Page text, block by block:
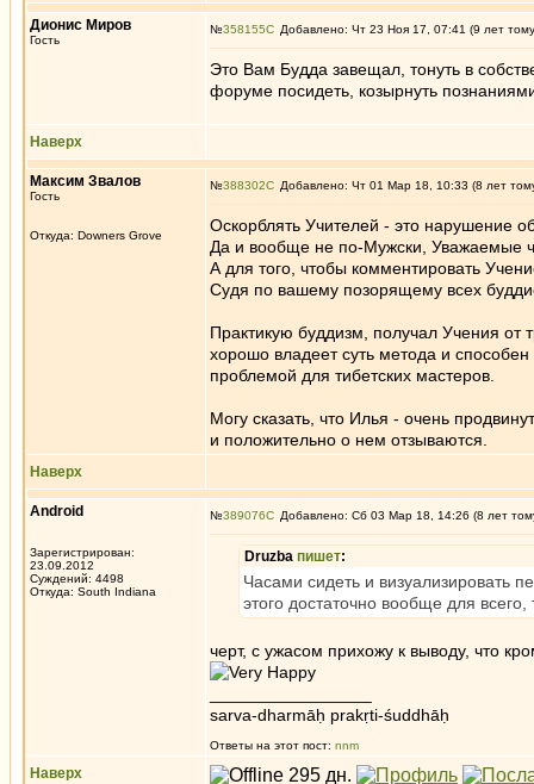
Дионис Миров
Гость
№358155 Добавлено: Чт 23 Ноя 17, 07:41 (9 лет
Это Вам Будда завещал, тонуть в
форуме посидеть, козырнуть
Наверх
Максим Звалов
Гость
Откуда: Downers Grove
№388302 Добавлено: Чт 01 Мар 18, 10:33 (8 лет
Оскорблять Учителей - это нарушение
Да и вообще не по-Мужски, Уважаемые
А для того, чтобы комментировать
Судя по вашему позорящему всех
Практикую буддизм, получал Учения
хорошо владеет суть метода и способен
проблемой для тибетских мастеров.
Могу сказать, что Илья - очень
и положительно о нем отзываются.
Наверх
Android
Зарегистрирован:
23.09.2012
Суждений: 4498
Откуда: South Indiana
№389076 Добавлено: Сб 03 Мар 18, 14:26 (8 лет
Druzba пишет:
Часами сидеть и визуализировать
этого достаточно вообще для всего,
черт, с ужасом прихожу к выводу, что
sarva-dharmāḥ prakṛti-śuddhāḥ
Ответы на этот пост: nnm
Наверх